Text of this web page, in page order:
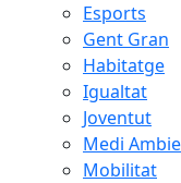
Esports
Gent Gran
Habitatge
Igualtat
Joventut
Medi
Mobilitat